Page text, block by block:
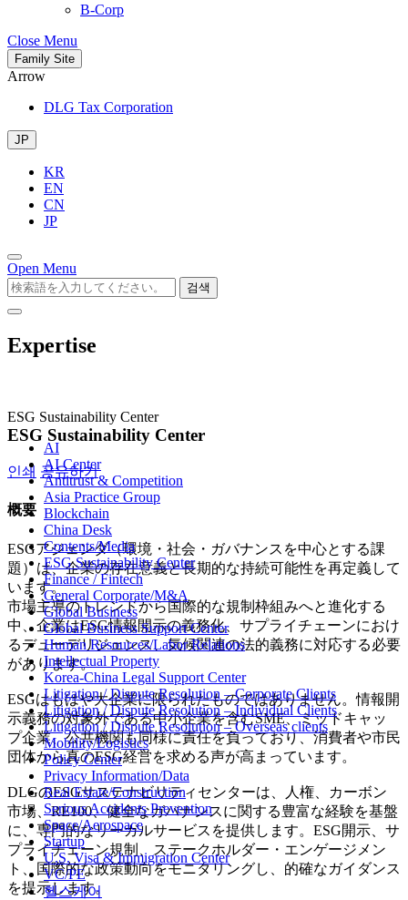
B-Corp
Close Menu
Family Site
Arrow
DLG Tax Corporation
JP
KR
EN
CN
JP
Open Menu
검색
Expertise
ESG Sustainability Center
AI
AI Center
Antitrust & Competition
Asia Practice Group
Blockchain
China Desk
Contents/Media
ESG Sustainability Center
Finance / Fintech
General Corporate/M&A
Global Business
Global Business Support Center
Human Resources/Labor Relations
Intellectual Property
Korea-China Legal Support Center
Litigation / Dispute Resolution – Corporate Clients
Litigation / Dispute Resolution – Individual Clients
Litigation / Dispute Resolution – Overseas clients
Mobility/Logistics
Policy Center
Privacy Information/Data
Real Estate/Construction
Serious Accidents Prevention
Space/Aerospace
Startup
U.S. Visa & Immigration Center
VC/PE
헬스케어
ESG Sustainability Center
인쇄 공유하기
概要
ESGアジェンダ（環境・社会・ガバナンスを中心とする課
題）は、企業の存在意義と長期的な持続可能性を再定義して
います。
市場主導のトレンドから国際的な規制枠組みへと進化する
中、企業はESG情報開示の義務化、サプライチェーンにおけ
るデューデリジェンス、気候関連の法的義務に対応する必要
があります。
ESGはもはや大企業に限られたものではありません。情報開
示義務の対象外である中小企業を含むSME、ミッドキャッ
プ企業、公共機関も同様に責任を負っており、消費者や市民
団体から真のESG経営を求める声が高まっています。
DLGのESGサステナビリティセンターは、人権、カーボン
市場、RE100、健全なガバナンスに関する豊富な経験を基盤
に、専門的なリーガルサービスを提供します。ESG開示、サ
プライチェーン規制、ステークホルダー・エンゲージメン
ト、国際的な政策動向をモニタリングし、的確なガイダンス
を提示します。